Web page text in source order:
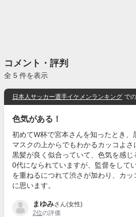
コメント・評判
全 5 件を表示
日本人サッカー選手イケメンランキング で
色気がある！
初めてW杯で宮本さんを知ったとき、
マスクの上からでもわかるカッコよさ
黒髪が良く似合っていて、色気を感
0代になられていますが、監督をして
を重ねるにつれて渋さが加わり、カッ
に思います。
まゆみさん(女性)
2位の評価